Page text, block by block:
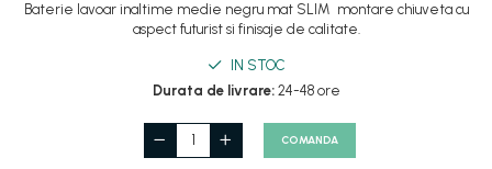
Baterie lavoar inaltime medie negru mat SLIM montare chiuveta cu
aspect futurist si finisaje de calitate.
IN STOC
Durata de livrare:24-48 ore
COMANDA